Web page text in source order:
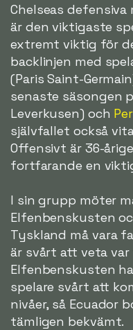
Chelseas
är den viktigaste
extremt viktig för
backlinjen med
(Paris Saint-
senaste säsongen
Leverkusen) och
självfallet också
Offensivt är 36-
fortfarande en
I sin grupp möter
Elfenbenskusten
Tyskland må vara
är svårt att veta
Elfenbenskusten
spelare svårt att
nivåer, så Ecuador
tämligen bekvämt.